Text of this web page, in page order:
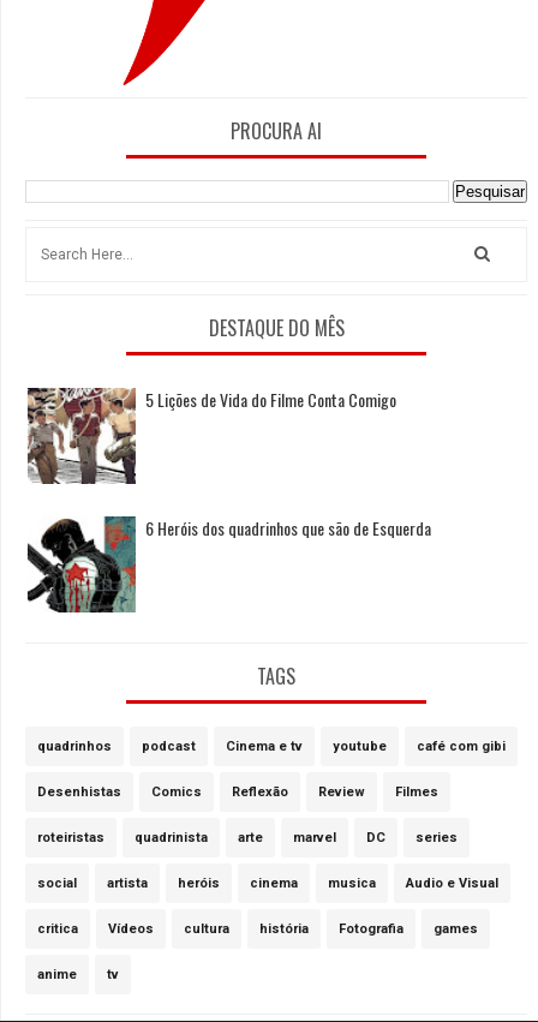
PROCURA AI
DESTAQUE DO MÊS
5 Lições de Vida do Filme Conta Comigo
6 Heróis dos quadrinhos que são de Esquerda
TAGS
quadrinhos podcast Cinema e tv youtube café com gibi
Desenhistas Comics Reflexão Review Filmes
roteiristas quadrinista arte marvel DC series
social artista heróis cinema musica Audio e Visual
critica Vídeos cultura história Fotografia games
anime tv